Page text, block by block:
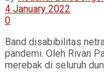
4 January 2022
0
Band disabibilitas
pandemi. Oleh Rivan
merebak di seluruh